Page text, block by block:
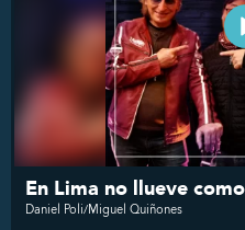
En Lima no llueve
Daniel Poli/Miguel Quiñones